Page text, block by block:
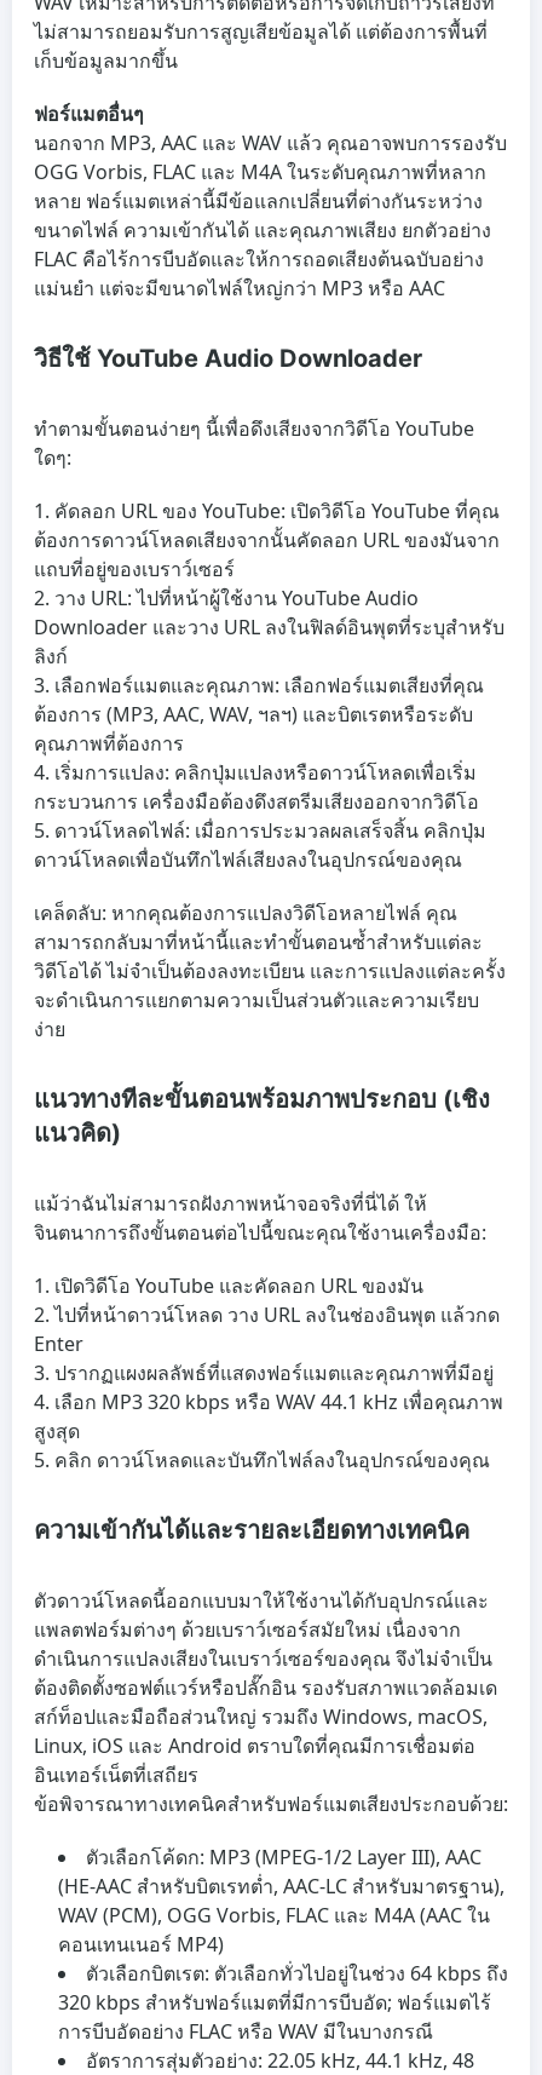
ไม่สามารถยอมรับการสูญเสียข้อมูลได้ แต่ต้องการพื้นที่
เก็บข้อมูลมากขึ้น
ฟอร์แมตอื่นๆ
นอกจาก MP3, AAC และ WAV แล้ว คุณอาจพบการรองรับ
OGG Vorbis, FLAC และ M4A ในระดับคุณภาพที่หลาก
หลาย ฟอร์แมตเหล่านี้มีข้อแลกเปลี่ยนที่ต่างกันระหว่าง
ขนาดไฟล์ ความเข้ากันได้ และคุณภาพเสียง ยกตัวอย่าง
FLAC คือไร้การบีบอัดและให้การถอดเสียงต้นฉบับอย่าง
แม่นยำ แต่จะมีขนาดไฟล์ใหญ่กว่า MP3 หรือ AAC
วิธีใช้ YouTube Audio Downloader
ทำตามขั้นตอนง่ายๆ นี้เพื่อดึงเสียงจากวิดีโอ YouTube
ใดๆ:
คัดลอก URL ของ YouTube: เปิดวิดีโอ YouTube ที่คุณ
ต้องการดาวน์โหลดเสียงจากนั้นคัดลอก URL ของมันจาก
แถบที่อยู่ของเบราว์เซอร์
วาง URL:ไปที่หน้าผู้ใช้งาน YouTube Audio
Downloader และวาง URL ลงในฟิลด์อินพุตที่ระบุสำหรับ
ลิงก์
เลือกฟอร์แมตและคุณภาพ: เลือกฟอร์แมตเสียงที่คุณ
ต้องการ (MP3, AAC, WAV, ฯลฯ) และบิตเรตหรือระดับ
คุณภาพที่ต้องการ
เริ่มการแปลง: คลิกปุ่มแปลงหรือดาวน์โหลดเพื่อเริ่ม
กระบวนการ เครื่องมือต้องดึงสตรีมเสียงออกจากวิดีโอ
ดาวน์โหลดไฟล์: เมื่อการประมวลผลเสร็จสิ้น คลิกปุ่ม
ดาวน์โหลดเพื่อบันทึกไฟล์เสียงลงในอุปกรณ์ของคุณ
เคล็ดลับ: หากคุณต้องการแปลงวิดีโอหลายไฟล์ คุณ
สามารถกลับมาที่หน้านี้และทำขั้นตอนซ้ำสำหรับแต่ละ
วิดีโอได้ ไม่จำเป็นต้องลงทะเบียน และการแปลงแต่ละครั้ง
จะดำเนินการแยกตามความเป็นส่วนตัวและความเรียบ
ง่าย
แนวทางทีละขั้นตอนพร้อมภาพประกอบ (เชิง
แนวคิด)
แม้ว่าฉันไม่สามารถฝังภาพหน้าจอจริงที่นี่ได้ ให้
จินตนาการถึงขั้นตอนต่อไปนี้ขณะคุณใช้งานเครื่องมือ:
เปิดวิดีโอ YouTube และคัดลอก URL ของมัน
ไปที่หน้าดาวน์โหลด วาง URL ลงในช่องอินพุต แล้วกด
Enter
ปรากฏแผงผลลัพธ์ที่แสดงฟอร์แมตและคุณภาพที่มีอยู่
เลือก MP3 320 kbps หรือ WAV 44.1 kHz เพื่อคุณภาพ
สูงสุด
คลิก ดาวน์โหลดและบันทึกไฟล์ลงในอุปกรณ์ของคุณ
ความเข้ากันได้และรายละเอียดทางเทคนิค
ตัวดาวน์โหลดนี้ออกแบบมาให้ใช้งานได้กับอุปกรณ์และ
แพลตฟอร์มต่างๆ ด้วยเบราว์เซอร์สมัยใหม่ เนื่องจาก
ดำเนินการแปลงเสียงในเบราว์เซอร์ของคุณ จึงไม่จำเป็น
ต้องติดตั้งซอฟต์แวร์หรือปลั๊กอิน รองรับสภาพแวดล้อมเด
สก์ท็อปและมือถือส่วนใหญ่ รวมถึง Windows, macOS,
Linux, iOS และ Android ตราบใดที่คุณมีการเชื่อมต่อ
อินเทอร์เน็ตที่เสถียร
ข้อพิจารณาทางเทคนิคสำหรับฟอร์แมตเสียงประกอบด้วย:
ตัวเลือกโค้ดก: MP3 (MPEG-1/2 Layer III), AAC
(HE-AAC สำหรับบิตเรทต่ำ, AAC-LC สำหรับมาตรฐาน),
WAV (PCM), OGG Vorbis, FLAC และ M4A (AAC ใน
คอนเทนเนอร์ MP4)
ตัวเลือกบิตเรต: ตัวเลือกทั่วไปอยู่ในช่วง 64 kbps ถึง
320 kbps สำหรับฟอร์แมตที่มีการบีบอัด; ฟอร์แมตไร้
การบีบอัดอย่าง FLAC หรือ WAV มีในบางกรณี
อัตราการสุ่มตัวอย่าง: 22.05 kHz, 44.1 kHz, 48